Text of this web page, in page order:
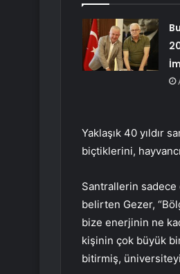
Yaklaşık 40 yıldır
biçtiklerini,
Santrallerin sadece
belirten Gezer,
bize enerjinin ne
kişinin çok büyük
bitirmiş, üniversiteyi